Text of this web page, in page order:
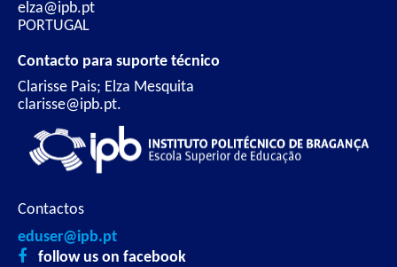
elza@ipb.pt
PORTUGAL
Contacto para suporte técnico
Clarisse Pais; Elza Mesquita
clarisse@ipb.pt.
Contactos
eduser@ipb.pt
follow us on facebook